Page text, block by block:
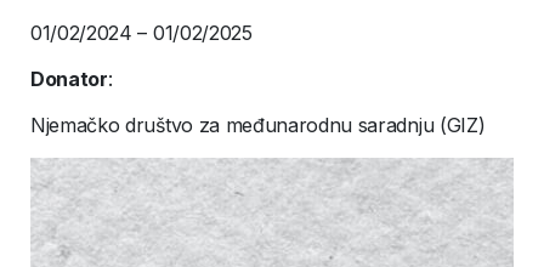
01/02/2024 – 01/02/2025
Donator:
Njemačko društvo za međunarodnu saradnju (GIZ)